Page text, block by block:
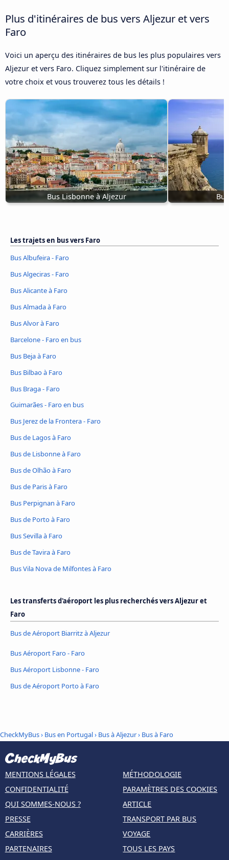
Plus d'itinéraires de bus vers Aljezur et vers
Faro
Voici un aperçu des itinéraires de bus les plus populaires vers
Aljezur et vers Faro. Cliquez simplement sur l'itinéraire de
votre choix et vous trouverez tous les détails !
Bus Lisbonne à Aljezur
Les trajets en bus vers Faro
Bus Albufeira - Faro
Bus Algeciras - Faro
Bus Alicante à Faro
Bus Almada à Faro
Bus Alvor à Faro
Barcelone - Faro en bus
Bus Beja à Faro
Bus Bilbao à Faro
Bus Braga - Faro
Guimarães - Faro en bus
Bus Jerez de la Frontera - Faro
Bus de Lagos à Faro
Bus de Lisbonne à Faro
Bus de Olhão à Faro
Bus de Paris à Faro
Bus Perpignan à Faro
Bus de Porto à Faro
Bus Sevilla à Faro
Bus de Tavira à Faro
Bus Vila Nova de Milfontes à Faro
Les transferts d'aéroport les plus recherchés vers Aljezur et
Faro
Bus de Aéroport Biarritz à Aljezur
Bus Aéroport Faro - Faro
Bus Aéroport Lisbonne - Faro
Bus de Aéroport Porto à Faro
CheckMyBus› Bus en Portugal› Bus à Aljezur› Bus à Faro
MENTIONS LÉGALES
CONFIDENTIALITÉ
QUI SOMMES-NOUS ?
PRESSE
CARRIÈRES
PARTENAIRES
MÉTHODOLOGIE
PARAMÈTRES DES COOKIES
ARTICLE
TRANSPORT PAR BUS
VOYAGE
TOUS LES PAYS